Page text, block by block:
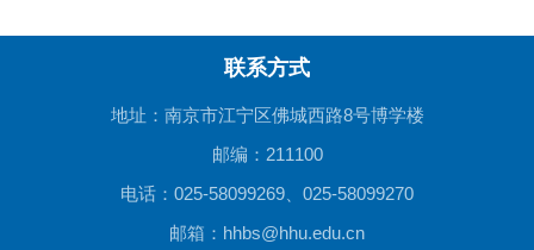
联系方式
地址：南京市江宁区佛城西路8号博学楼
邮编：211100
电话：025-58099269、025-58099270
邮箱：hhbs@hhu.edu.cn